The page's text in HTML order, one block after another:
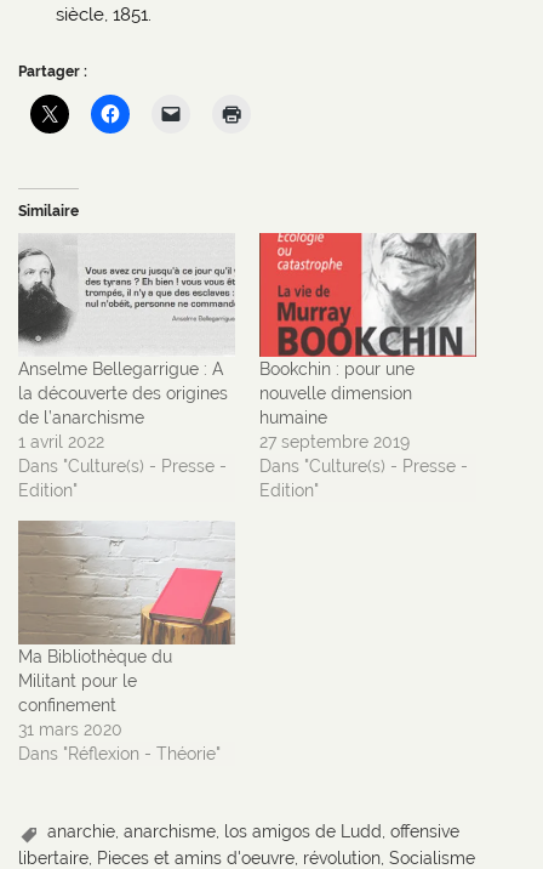
siècle, 1851.
Partager :
Similaire
Anselme Bellegarrigue : A
la découverte des origines
de l’anarchisme
1 avril 2022
Dans "Culture(s) - Presse -
Edition"
Bookchin : pour une
nouvelle dimension
humaine
27 septembre 2019
Dans "Culture(s) - Presse -
Edition"
Ma Bibliothèque du
Militant pour le
confinement
31 mars 2020
Dans "Réflexion - Théorie"
anarchie,anarchisme, los amigos de Ludd,offensive
libertaire Pieces et amins d'oeuvre révolution ,Socialisme